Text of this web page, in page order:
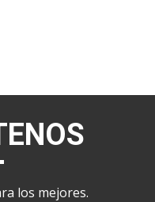
los mejores.